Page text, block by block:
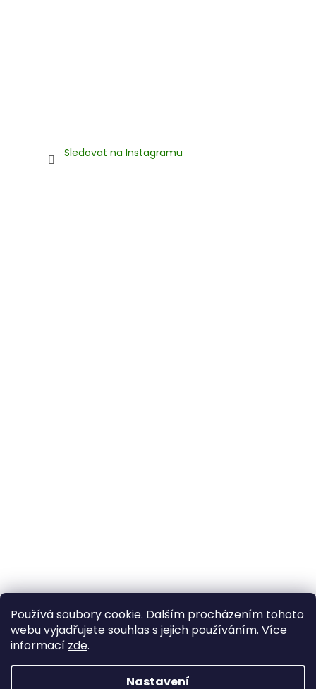
Používá soubory cookie. Dalším procházením tohoto
webu vyjadřujete souhlas s jejich používáním. Více
informací zde.
Nastavení
Sledovat na Instagramu
Vytvořil Shoptet